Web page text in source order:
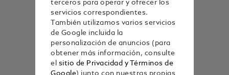
terceros para operar y ofrecer los
servicios correspondientes.
También utilizamos varios servicios
de Google incluida la
personalización de anuncios (para
obtener más información, consulte
el sitio de Privacidad y Términos de